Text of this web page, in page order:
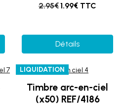
2.95€1.99€ TTC
Détails
LIQUIDATION
Timbre arc-en-ciel
(x50) REF/4186